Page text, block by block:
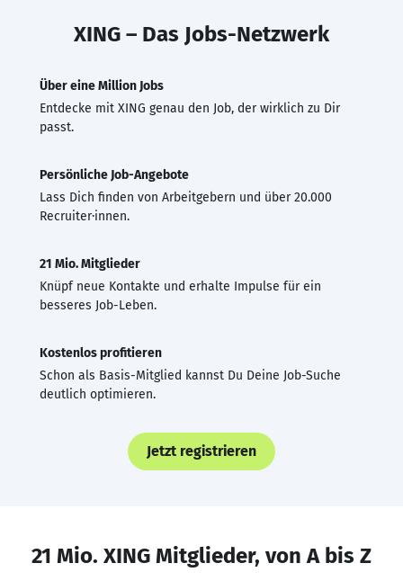
XING – Das Jobs-Netzwerk
Über eine Million Jobs
Entdecke mit XING genau den Job, der wirklich zu Dir
passt.
Persönliche Job-Angebote
Lass Dich finden von Arbeitgebern und über 20.000
Recruiter·innen.
21 Mio. Mitglieder
Knüpf neue Kontakte und erhalte Impulse für ein
besseres Job-Leben.
Kostenlos profitieren
Schon als Basis-Mitglied kannst Du Deine Job-Suche
deutlich optimieren.
Jetzt registrieren
21 Mio. XING Mitglieder, von A bis Z